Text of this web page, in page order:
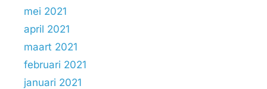
mei 2021
april 2021
maart 2021
februari 2021
januari 2021